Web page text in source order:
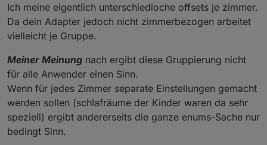
Ich meine eigentlich unterschiedloche offsets je zimmer.
Da dein Adapter jedoch nicht zimmerbezogen arbeitet
vielleicht je Gruppe.
Meiner Meinung nach ergibt diese Gruppierung nicht
für alle Anwender einen Sinn.
Wenn für jedes Zimmer separate Einstellungen gemacht
werden sollen (schlafräume der Kinder waren da sehr
speziell) ergibt andererseits die ganze enums-Sache nur
bedingt Sinn.